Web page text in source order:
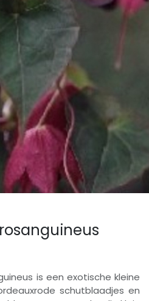
is een exotische kleine
schutblaadjes en